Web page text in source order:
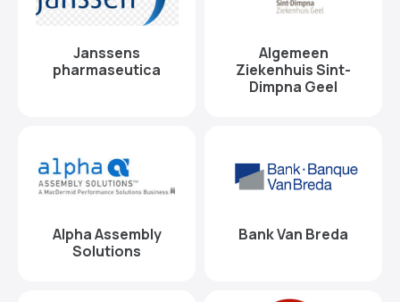
Janssens
pharmaseutica
Algemeen
Ziekenhuis Sint-
Dimpna Geel
Alpha Assembly
Solutions
Bank Van Breda